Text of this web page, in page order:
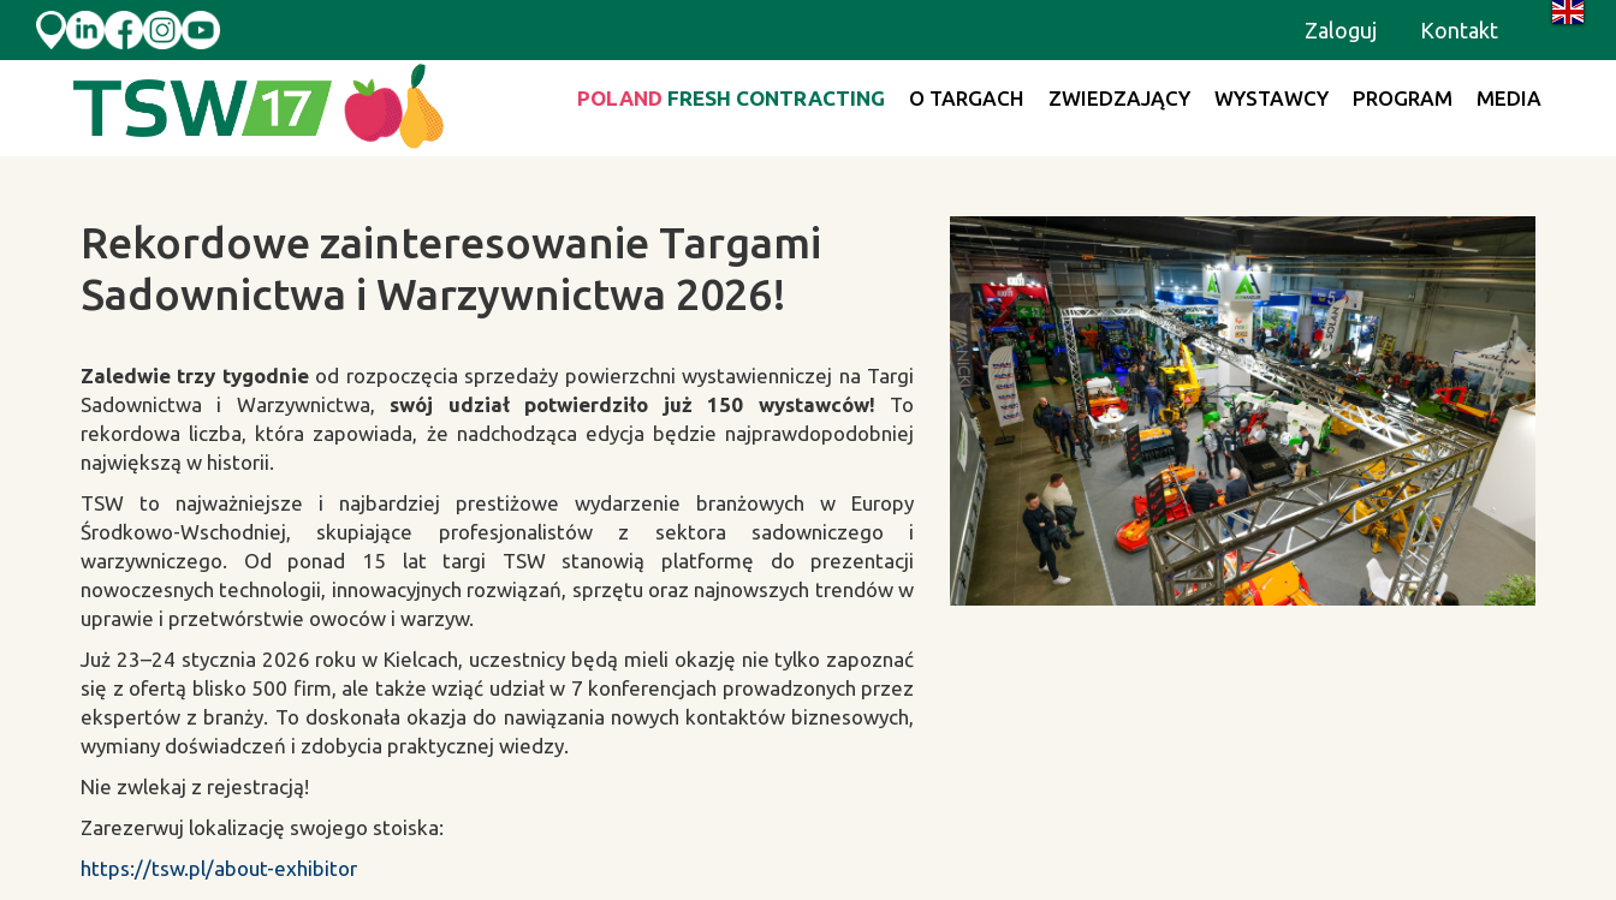
Skip to content
Zaloguj Kontakt
POLAND FRESH CONTRACTING O TARGACH ZWIEDZAJĄCY WYSTAWCY PROGRAM MEDIA
Rekordowe zainteresowanie Targami
Sadownictwa i Warzywnictwa 2026!
Zaledwie trzy tygodnieod rozpoczęcia sprzedaży powierzchni wystawienniczej na Targi
Sadownictwa i Warzywnictwa, swój udział potwierdziło już 150 wystawców! To
rekordowa liczba, która zapowiada, że nadchodząca edycja będzie najprawdopodobniej
największą w historii.
TSW to najważniejsze i najbardziej prestiżowe wydarzenie branżowych w Europy
Środkowo-Wschodniej, skupiające profesjonalistów z sektora sadowniczego i
warzywniczego. Od ponad 15 lat targi TSW stanowią platformę do prezentacji
nowoczesnych technologii, innowacyjnych rozwiązań, sprzętu oraz najnowszych trendów w
uprawie i przetwórstwie owoców i warzyw.
Już 23–24 stycznia 2026 roku w Kielcach, uczestnicy będą mieli okazję nie tylko zapoznać
się z ofertą blisko 500 firm, ale także wziąć udział w 7 konferencjach prowadzonych przez
ekspertów z branży. To doskonała okazja do nawiązania nowych kontaktów biznesowych,
wymiany doświadczeń i zdobycia praktycznej wiedzy.
Nie zwlekaj z rejestracją!
Zarezerwuj lokalizację swojego stoiska:
https://tsw.pl/about-exhibitor